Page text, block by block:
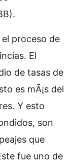
proceso de
El
de tasas de
es mÃ¡s del
Y esto
son
que
fue uno de